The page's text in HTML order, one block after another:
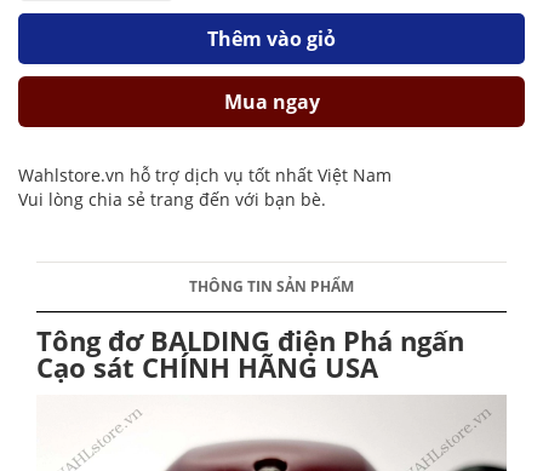
Thêm vào giỏ
Mua ngay
Wahlstore.vn hỗ trợ dịch vụ tốt nhất Việt Nam
Vui lòng chia sẻ trang đến với bạn bè.
THÔNG TIN SẢN PHẨM
Tông đơ BALDING điện Phá ngấn
Cạo sát CHÍNH HÃNG USA